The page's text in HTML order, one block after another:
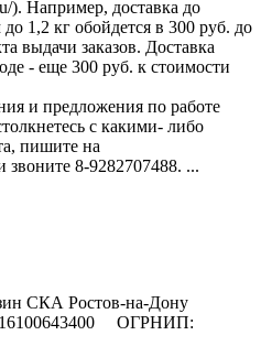
). Например, доставка до
1,2 кг обойдется в 300 руб. до
выдачи заказов. Доставка
- еще 300 руб. к стоимости
и предложения по работе
с какими- либо
пишите на
звоните 8-9282707488. ...
СКА Ростов-на-Дону
ОГРНИП: